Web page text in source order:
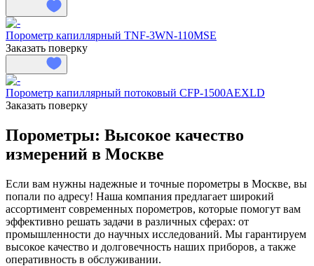
Порометр капиллярный TNF-3WN-110MSE
Заказать поверку
Порометр капиллярный потоковый CFP-1500AEXLD
Заказать поверку
Порометры: Высокое качество
измерений в Москве
Если вам нужны надежные и точные порометры в Москве, вы
попали по адресу! Наша компания предлагает широкий
ассортимент современных порометров, которые помогут вам
эффективно решать задачи в различных сферах: от
промышленности до научных исследований. Мы гарантируем
высокое качество и долговечность наших приборов, а также
оперативность в обслуживании.